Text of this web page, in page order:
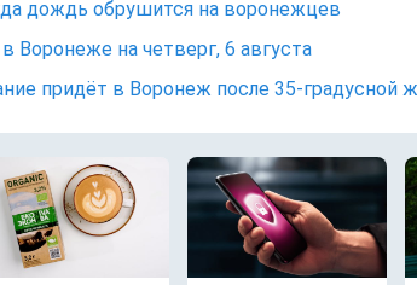
дождь обрушится на воронежцев
Воронеже на четверг, 6 августа
придёт в Воронеж после 35-градусной